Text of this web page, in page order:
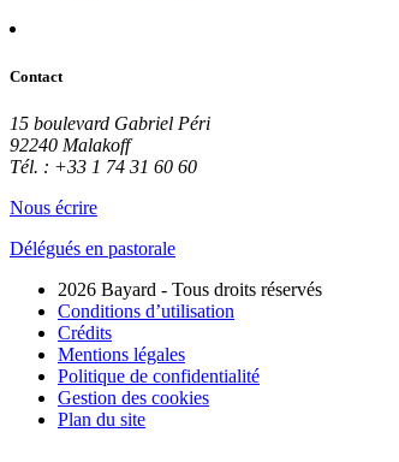
Contact
15 boulevard Gabriel Péri
92240 Malakoff
Tél. : +33 1 74 31 60 60
Nous écrire
Délégués en pastorale
2026 Bayard - Tous droits réservés
Conditions d’utilisation
Crédits
Mentions légales
Politique de confidentialité
Gestion des cookies
Plan du site